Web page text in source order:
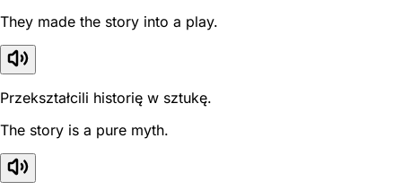
They made the story into a play.
Przekształcili historię w sztukę.
The story is a pure myth.